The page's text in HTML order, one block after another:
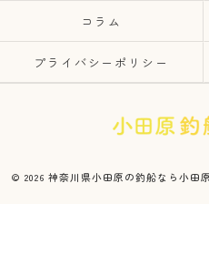
コラム
プライバシーポリシー
© 2026 神奈川県小田原の釣船なら小田